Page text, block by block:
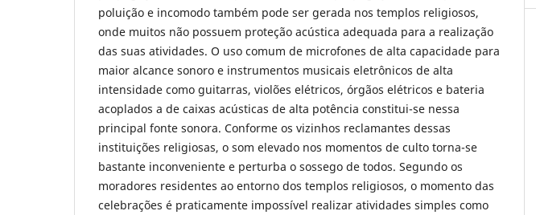
poluição e incomodo também pode ser gerada nos templos religiosos,
onde muitos não possuem proteção acústica adequada para a realização
das suas atividades. O uso comum de microfones de alta capacidade para
maior alcance sonoro e instrumentos musicais eletrônicos de alta
intensidade como guitarras, violões elétricos, órgãos elétricos e bateria
acoplados a de caixas acústicas de alta potência constitui-se nessa
principal fonte sonora. Conforme os vizinhos reclamantes dessas
instituições religiosas, o som elevado nos momentos de culto torna-se
bastante inconveniente e perturba o sossego de todos. Segundo os
moradores residentes ao entorno dos templos religiosos, o momento das
celebrações é praticamente impossível realizar atividades simples como